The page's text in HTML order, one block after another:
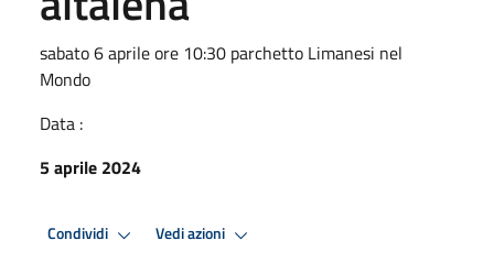
sabato 6 aprile ore 10:30 parchetto Limanesi nel
Mondo
Data :
5 aprile 2024
Condividi Vedi azioni